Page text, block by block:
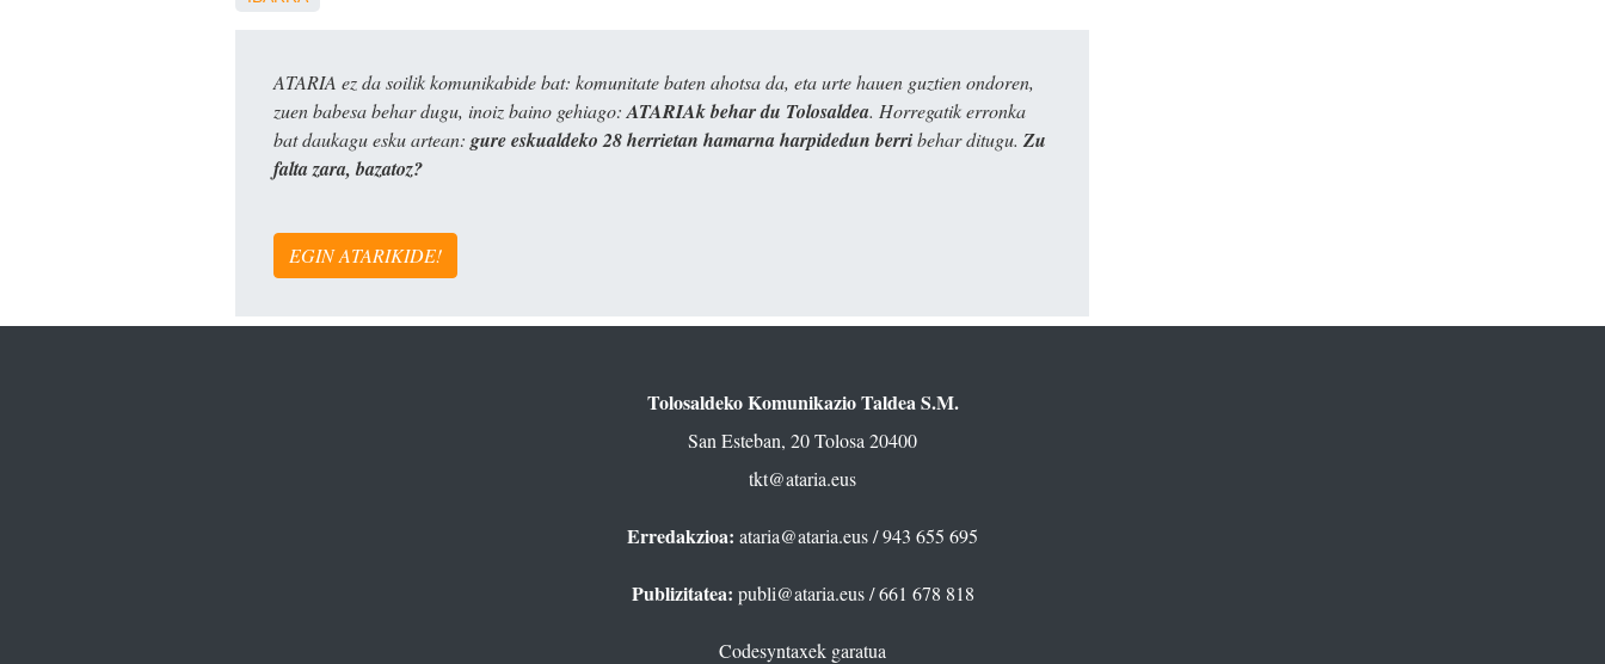
ATARIA ez da soilik komunikabide bat: komunitate baten ahotsa da, eta urte hauen guztien ondoren,
zuen babesa behar dugu, inoiz baino gehiago: ATARIAk behar du Tolosaldea. Horregatik erronka
bat daukagu esku artean: gure eskualdeko 28 herrietan hamarna harpidedun berribehar ditugu. Zu
falta zara, bazatoz?
EGIN ATARIKIDE!
Tolosaldeko Komunikazio Taldea S.M.
San Esteban, 20 Tolosa 20400
tkt@ataria.eus
Erredakzioa: ataria@ataria.eus/ 943 655 695
Publizitatea: publi@ataria.eus/ 661 678 818
Codesyntaxek garatua